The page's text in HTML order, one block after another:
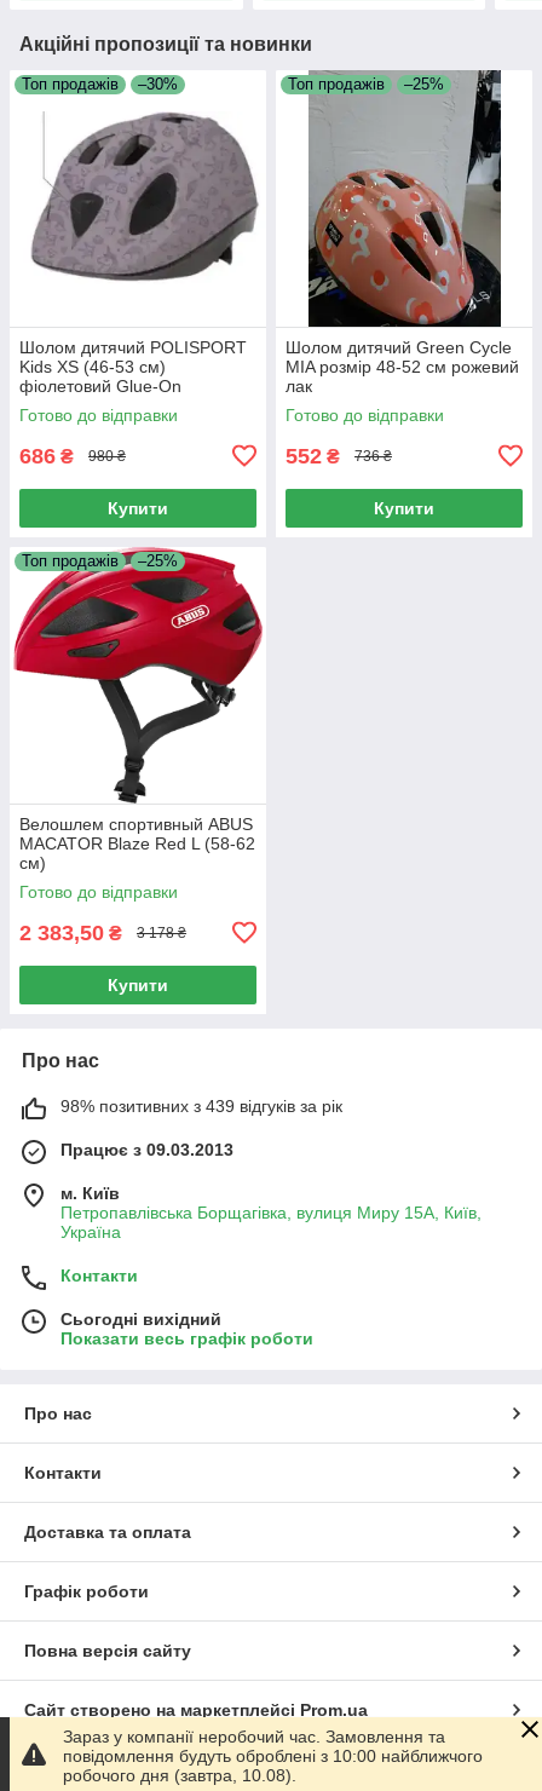
Акційні пропозиції та новинки
Топ продажів –30%
Шолом дитячий POLISPORT
Kids XS (46-53 см)
фіолетовий Glue-On
Готово до відправки
686 ₴ 980 ₴
Купити
Топ продажів –25%
Шолом дитячий Green Cycle
MIA розмір 48-52 см рожевий
лак
Готово до відправки
552 ₴ 736 ₴
Купити
Топ продажів –25%
Велошлем спортивный ABUS
MACATOR Blaze Red L (58-62
см)
Готово до відправки
2 383,50 ₴ 3 178 ₴
Купити
Про нас
98% позитивних з 439 відгуків за рік
Працює з 09.03.2013
м. Київ
Петропавлівська Борщагівка, вулиця Миру 15А, Київ,
Україна
Контакти
Сьогодні вихідний
Показати весь графік роботи
Про нас
Контакти
Доставка та оплата
Графік роботи
Повна версія сайту
Сайт створено на маркетплейсі Prom.ua
Політика конфіденційності
Зараз у компанії неробочий час. Замовлення та
повідомлення будуть оброблені з 10:00 найближчого
робочого дня (завтра, 10.08).